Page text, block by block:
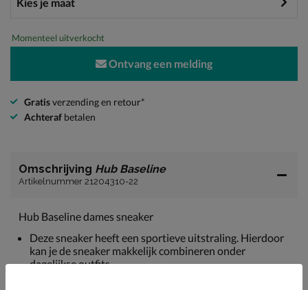
Momenteel uitverkocht
Ontvang een melding
Gratisverzending en retour*
Achteraf betalen
Omschrijving Hub Baseline
Artikelnummer 21204310-22
Hub Baseline dames sneaker
Deze sneaker heeft een sportieve uitstraling. Hierdoor
kan je de sneaker makkelijk combineren onder
dagelijkse outfits.